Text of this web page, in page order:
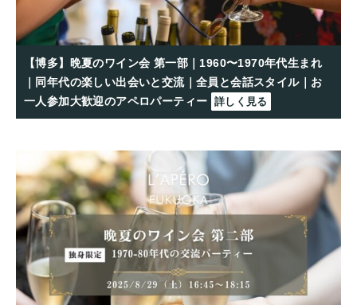
【博多】晩夏のワイン会 第一部｜1960〜1970年代生まれ
｜同年代の楽しい出会いと交流｜全員と会話スタイル｜お
一人参加大歓迎のアペロパーティー 詳しく見る